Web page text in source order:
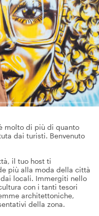
molto di più di quanto
dai turisti. Benvenuto
il tuo host ti
più alla moda della città
locali. Immergiti nello
con i tanti tesori
architettoniche,
della zona.